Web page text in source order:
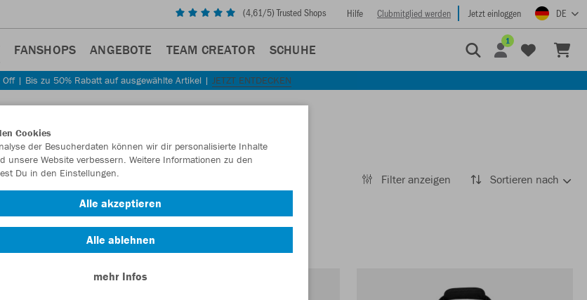
(4,61/5) Trusted Shops Hilfe Clubmitglied werden Jetzt einloggen DE
FANSHOPS ANGEBOTE TEAM CREATOR SCHUHE
1
Off | Bis zu 50% Rabatt auf ausgewählte Artikel | JETZT ENTDECKEN
Filter anzeigen Sortieren nach
Cookies
der Besucherdaten können wir dir personalisierte Inhalte
unsere Website verbessern. Weitere Informationen zu den
Du in den Einstellungen.
Alle akzeptieren
Alle ablehnen
mehr Infos